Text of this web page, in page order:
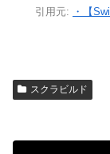
引用元:
・【
スクラビルド